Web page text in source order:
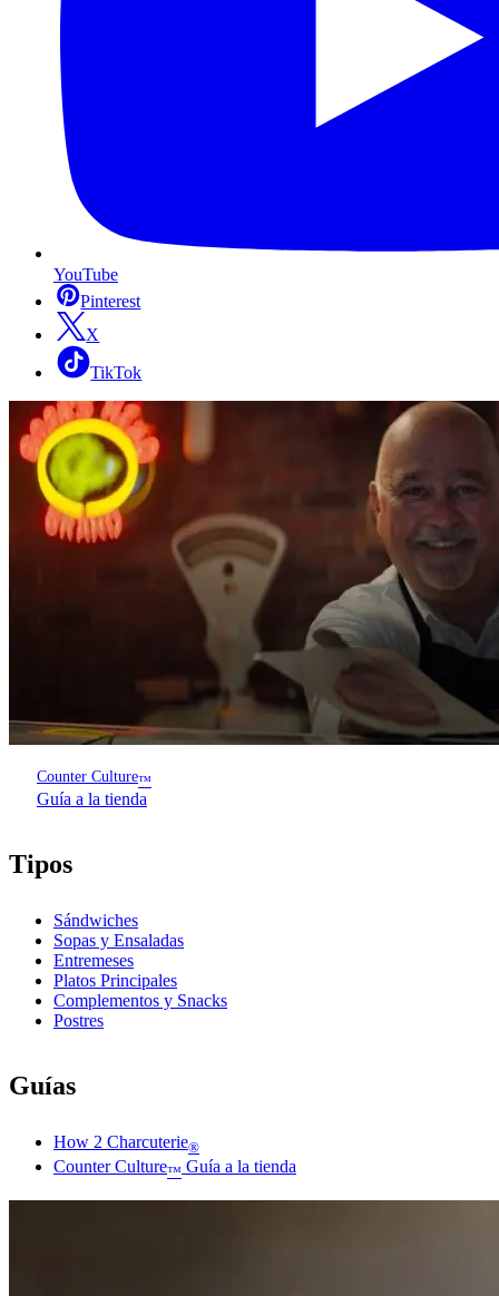
YouTube
Pinterest
X
TikTok
Counter Culture™
Guía a la tienda
Tipos
Sándwiches
Sopas y Ensaladas
Entremeses
Platos Principales
Complementos y Snacks
Postres
Guías
How 2 Charcuterie®
Counter Culture™ Guía a la tienda